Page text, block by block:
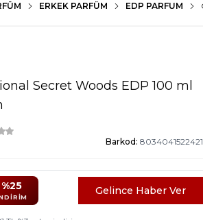
ERKEK PARFÜM EDP PARFUM
Secret Woods EDP 100 ml
Barkod: 8034041522421
%25 Gelince Haber Ver